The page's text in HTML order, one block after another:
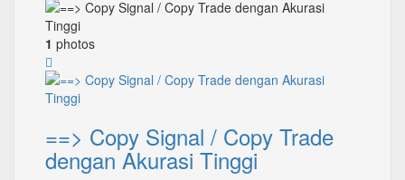
1 photos
==> Copy Signal / Copy Trade
dengan Akurasi Tinggi